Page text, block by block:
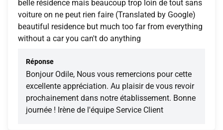
belle résidence mais beaucoup trop loin de tout sans
voiture on ne peut rien faire (Translated by Google)
beautiful residence but much too far from everything
without a car you can't do anything
Réponse
Bonjour Odile, Nous vous remercions pour cette
excellente appréciation. Au plaisir de vous revoir
prochainement dans notre établissement. Bonne
journée ! Irène de l'équipe Service Client